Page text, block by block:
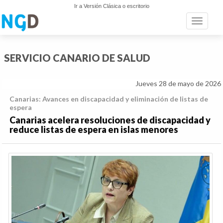
Ir a Versión Clásica o escritorio
Toggle
SERVICIO CANARIO DE SALUD
Jueves 28 de mayo de 2026
Canarias: Avances en discapacidad y eliminación de listas de
espera
Canarias acelera resoluciones de discapacidad y
reduce listas de espera en islas menores